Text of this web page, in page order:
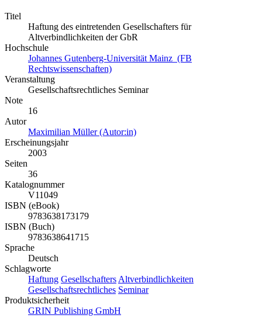
Titel
Haftung des eintretenden Gesellschafters für
Altverbindlichkeiten der GbR
Hochschule
Johannes Gutenberg-Universität Mainz (FB
Rechtswissenschaften)
Veranstaltung
Gesellschaftsrechtliches Seminar
Note
16
Autor
Maximilian Müller (Autor:in)
Erscheinungsjahr
2003
Seiten
36
Katalognummer
V11049
ISBN (eBook)
9783638173179
ISBN (Buch)
9783638641715
Sprache
Deutsch
Schlagworte
Haftung Gesellschafters Altverbindlichkeiten
Gesellschaftsrechtliches Seminar
Produktsicherheit
GRIN Publishing GmbH